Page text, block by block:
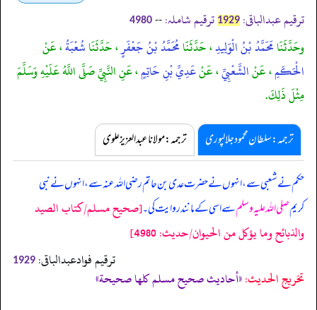
ترقیم عبدالباقی: 1929 ترقیم شاملہ: --
4980
وحَدَّثَنَامَحَمَّدُ بْنُ الْوَلِيدِ، حَدَّثَنَامُحَمَّدُ بْنُ جَعْفَرٍ، حَدَّثَنَاشُعْبَةُ، عَنْ
الْحَكَمِ، عَنْالشَّعْبِيِّ، عَنْعَدِيِّ بْنِ حَاتِمٍ، عَنِ النَّبِيِّ صَلَّى اللَّهُ عَلَيْهِ وَسَلَّمَ
مِثْلَ ذَلِكَ.
ترجمہ:سلطان محمود جلالپوری ترجمہ:مولانا عبدالعزیز علوی
حکم نے شعبی سے، انہوں نے حضرت عدی بن حاتم رضی اللہ عنہ سے، انہوں نے نبی
کریمصلی اللہ علیہ وسلمسے اسی کے مانند روایت کی۔[صحيح مسلم/كتاب الصيد
والذبائح وما يؤكل من الحيوان/حدیث: 4980]
ترقیم فوادعبدالباقی: 1929
تخریج الحدیث:«أحاديث صحيح مسلم كلها صحيحة»